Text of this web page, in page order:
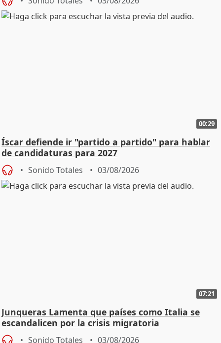
00:29
Íscar defiende ir "partido a partido" para hablar
de candidaturas para 2027
Sonido Totales 03/08/2026
07:21
Junqueras Lamenta que países como Italia se
escandalicen por la crisis migratoria
Sonido Totales 03/08/2026